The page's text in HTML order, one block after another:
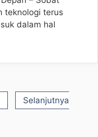
teknologi terus
dalam hal
Selanjutnya